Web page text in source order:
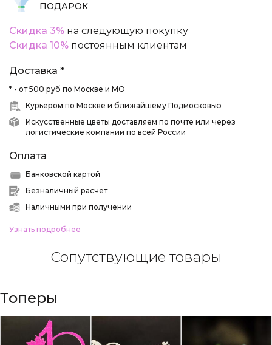
ПОДАРОК
Скидка 3% на следующую покупку
Скидка 10% постоянным клиентам
Доставка *
* - от 500 руб по Москве и МО
Курьером по Москве и ближайшему Подмосковью
Искусственные цветы доставляем по почте или через
логистические компании по всей России
Оплата
Банковской картой
Безналичный расчет
Наличными при получении
Узнать подробнее
Сопутствующие товары
Топеры